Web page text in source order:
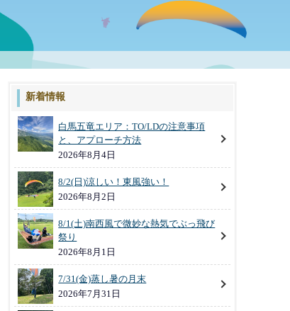
新着情報
白馬五竜エリア：TO/LDの注意事項
と、アプローチ方法
2026年8月4日
8/2(日)涼しい！東風強い！
2026年8月2日
8/1(土)南西風で微妙な熱気でぶっ飛び
祭り
2026年8月1日
7/31(金)蒸し暑の月末
2026年7月31日